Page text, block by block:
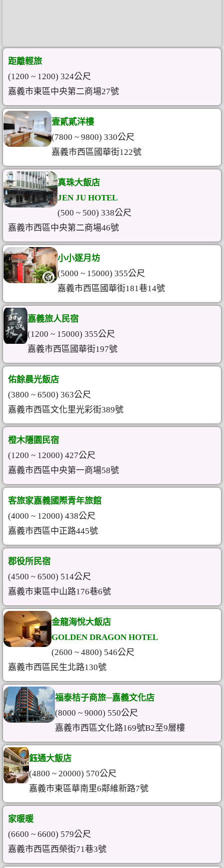
距離輕旅
(1200 ~ 1200) 324公尺
嘉義市東區中央第二商場27號
壹貳貳洋樓
(7800 ~ 9800) 330公尺
嘉義市西區國華街122號
真珠大飯店
JEN JU HOTEL
(500 ~ 500) 338公尺
嘉義市西區中央第二商場46號
小小逐月坊
(5000 ~ 15000) 355公尺
嘉義市西區國華街181巷14號
嘉義旅人民宿
(1200 ~ 15000) 355公尺
嘉義市西區國華街197號
佑餘晨光飯店
(3800 ~ 6500) 363公尺
嘉義市西區文化里光彩街389號
橙木隱園民宿
(1200 ~ 12000) 427公尺
嘉義市西區中央第一商場58號
客旅家嘉義國際青年旅館
(4000 ~ 12000) 438公尺
嘉義市西區中正路445號
郡役所民宿
(4500 ~ 6500) 514公尺
嘉義市東區中山路176巷6號
金龍海悅大飯店
GOLDEN DRAGON HOTEL
(2600 ~ 4800) 546公尺
嘉義市西區民生北路130號
福泰桔子商旅─嘉義文化店
(8000 ~ 9000) 550公尺
嘉義市西區文化路169號B2至9層樓
鈺通大飯店
(4800 ~ 20000) 570公尺
嘉義市東區華南里6鄰維新路7號
家暖暖
(6600 ~ 6600) 579公尺
嘉義市西區西榮街71巷3號